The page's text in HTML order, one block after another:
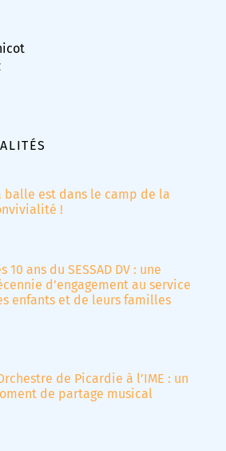
balle est dans le camp de la
!
10 ans du SESSAD DV : une
d’engagement au service
enfants et de leurs familles
de Picardie à l’IME : un
de partage musical